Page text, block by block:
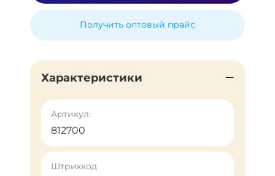
Получить оптовый прайс
Характеристики
Артикул:
812700
Штрихкод